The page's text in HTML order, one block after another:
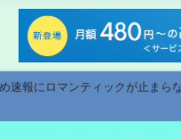
速報にロマンティックが止ま